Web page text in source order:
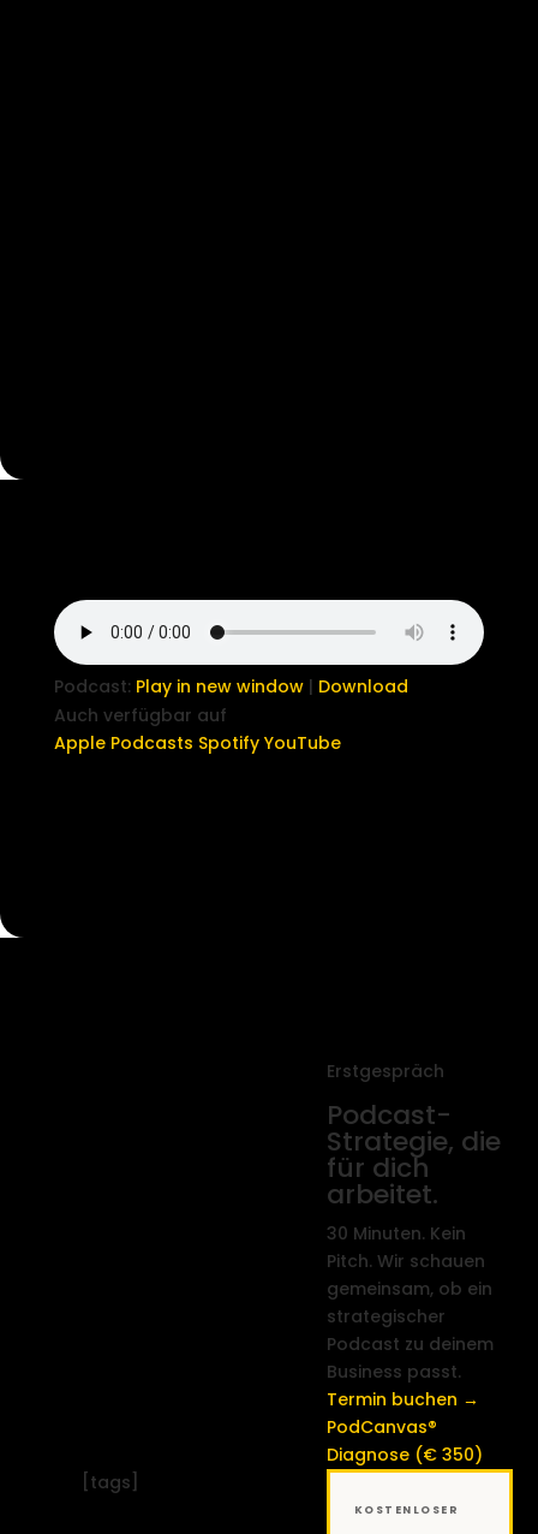
Podcast: Play in new window| Download
Auch verfügbar auf
Apple Podcasts Spotify YouTube
[tags]
Erstgespräch
Podcast-
Strategie, die
für dich
arbeitet.
30 Minuten. Kein
Pitch. Wir schauen
gemeinsam, ob ein
strategischer
Podcast zu deinem
Business passt.
Termin buchen →
PodCanvas®
Diagnose (€ 350)
KOSTENLOSER